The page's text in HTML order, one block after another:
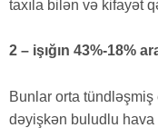
taxıla bilən və kifayət
2 – işığın 43%-18%
Bunlar orta
dəyişkən buludlu